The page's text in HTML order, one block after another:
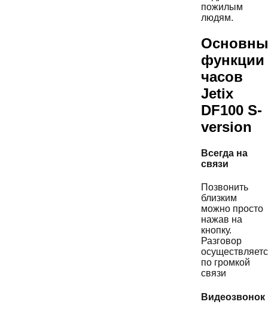
пожилым
людям.
функции
часов
Jetix
DF100 S-
version
Всегда на
связи
Позвонить
близким
можно просто
нажав на
кнопку.
Разговор
по громкой
связи
Видеозвонок